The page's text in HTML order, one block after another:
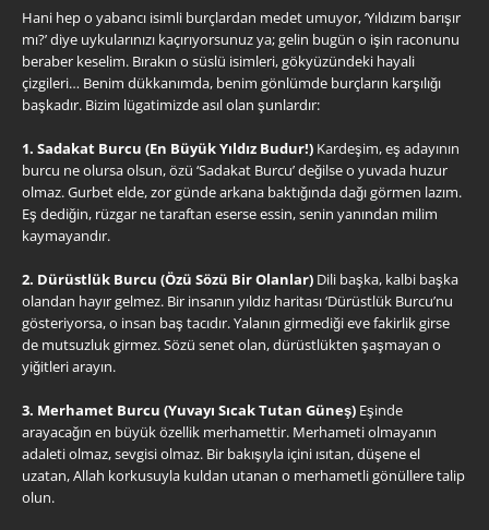
Hani hep o yabancı isimli burçlardan medet umuyor, ‘Yıldızım barışır
mı?’ diye uykularınızı kaçırıyorsunuz ya; gelin bugün o işin raconunu
beraber keselim. Bırakın o süslü isimleri, gökyüzündeki hayali
çizgileri… Benim dükkanımda, benim gönlümde burçların karşılığı
başkadır. Bizim lügatimizde asıl olan şunlardır:
1. Sadakat Burcu (En Büyük Yıldız Budur!) Kardeşim, eş adayının
burcu ne olursa olsun, özü ‘Sadakat Burcu’ değilse o yuvada huzur
olmaz. Gurbet elde, zor günde arkana baktığında dağı görmen lazım.
Eş dediğin, rüzgar ne taraftan eserse essin, senin yanından milim
kaymayandır.
2. Dürüstlük Burcu (Özü Sözü Bir Olanlar) Dili başka, kalbi başka
olandan hayır gelmez. Bir insanın yıldız haritası ‘Dürüstlük Burcu’nu
gösteriyorsa, o insan baş tacıdır. Yalanın girmediği eve fakirlik girse
de mutsuzluk girmez. Sözü senet olan, dürüstlükten şaşmayan o
yiğitleri arayın.
3. Merhamet Burcu (Yuvayı Sıcak Tutan Güneş) Eşinde
arayacağın en büyük özellik merhamettir. Merhameti olmayanın
adaleti olmaz, sevgisi olmaz. Bir bakışıyla içini ısıtan, düşene el
uzatan, Allah korkusuyla kuldan utanan o merhametli gönüllere talip
olun.